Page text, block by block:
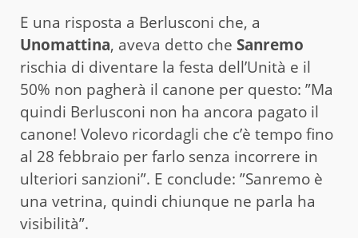
E una risposta a Berlusconi che, a
Unomattina, aveva detto che Sanremo
rischia di diventare la festa dell’Unità e il
50% non pagherà il canone per questo: ”Ma
quindi Berlusconi non ha ancora pagato il
canone! Volevo ricordagli che c’è tempo fino
al 28 febbraio per farlo senza incorrere in
ulteriori sanzioni”. E conclude: ”Sanremo è
una vetrina, quindi chiunque ne parla ha
visibilità”.